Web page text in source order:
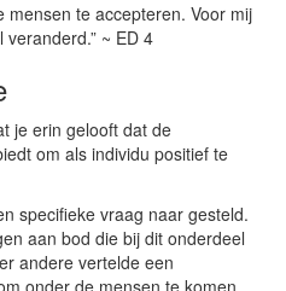
mensen te accepteren. Voor mij
~ ED 4
je erin gelooft dat de
om als individu positief te
specifieke vraag naar gesteld.
aan bod die bij dit onderdeel
andere vertelde een
onder de mensen te komen